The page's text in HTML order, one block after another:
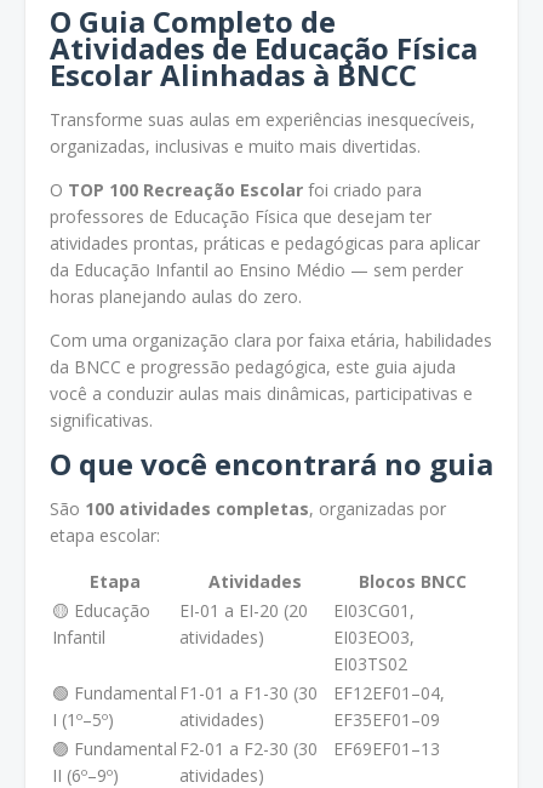
O Guia Completo de
Atividades de Educação Física
Escolar Alinhadas à BNCC
Transforme suas aulas em experiências inesquecíveis,
organizadas, inclusivas e muito mais divertidas.
O TOP 100 Recreação Escolar foi criado para
professores de Educação Física que desejam ter
atividades prontas, práticas e pedagógicas para aplicar
da Educação Infantil ao Ensino Médio — sem perder
horas planejando aulas do zero.
Com uma organização clara por faixa etária, habilidades
da BNCC e progressão pedagógica, este guia ajuda
você a conduzir aulas mais dinâmicas, participativas e
significativas.
O que você encontrará no guia
São 100 atividades completas, organizadas por
etapa escolar:
Etapa
Atividades
Blocos BNCC
🟡 Educação
Infantil
EI-01 a EI-20 (20
atividades)
EI03CG01,
EI03EO03,
EI03TS02
🟢 Fundamental
I (1º–5º)
F1-01 a F1-30 (30
atividades)
EF12EF01–04,
EF35EF01–09
🟣 Fundamental
II (6º–9º)
F2-01 a F2-30 (30
atividades)
EF69EF01–13